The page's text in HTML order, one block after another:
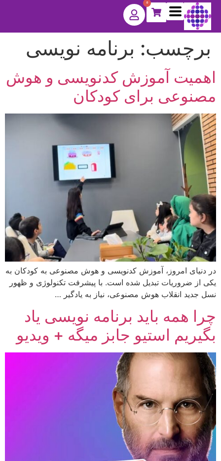
0
برچسب: برنامه نویسی
اهمیت آموزش کدنویسی و هوش
مصنوعی برای کودکان
در دنیای امروز، آموزش کدنویسی و هوش مصنوعی به کودکان به
یکی از ضروریات تبدیل شده است. با پیشرفت تکنولوژی و ظهور
نسل جدید انقلاب هوش مصنوعی، نیاز به یادگیر …
چرا همه باید برنامه نویسی یاد
بگیریم استیو جابز میگه + ویدیو